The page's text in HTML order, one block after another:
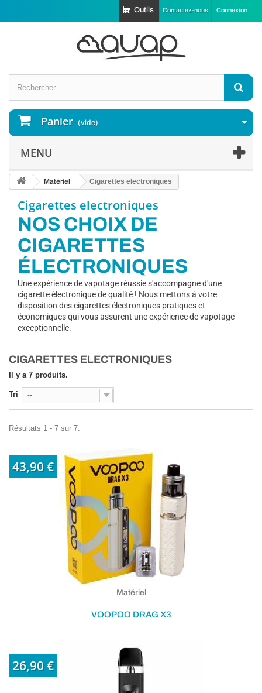
Connexion
Contactez-nous
Outils
Panier (vide)
MENU
Matériel Cigarettes electroniques
Cigarettes electroniques
NOS CHOIX DE
CIGARETTES
ÉLECTRONIQUES
Une expérience de vapotage réussie s'accompagne d'une
cigarette électronique de qualité ! Nous mettons à votre
disposition des cigarettes électroniques pratiques et
économiques qui vous assurent une expérience de vapotage
exceptionnelle.
CIGARETTES ELECTRONIQUES
Il y a 7 produits.
Tri --
Résultats 1 - 7 sur 7.
43,90 €
Matériel
VOOPOO DRAG X3
26,90 €